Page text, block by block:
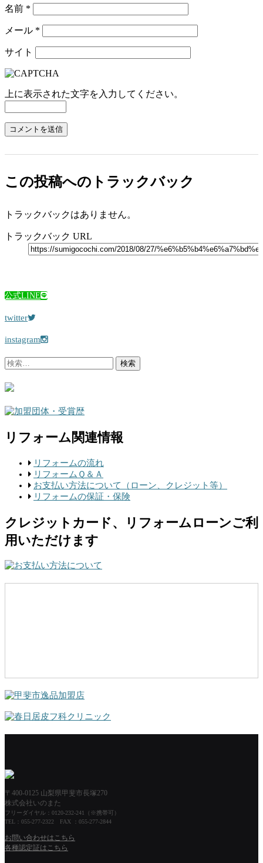
名前 *
メール *
サイト
上に表示された文字を入力してください。
この投稿へのトラックバック
トラックバックはありません。
トラックバック URL
公式LINE
twitter
instagram
検
リフォーム関連情報
リフォームの流れ
リフォームＱ＆Ａ
お支払い方法について（ローン、クレジット等）
リフォームの保証・保険
クレジットカード、リフォームローンご利
用いただけます
〒400-0125 山梨県甲斐市長塚270
株式会社いのまた
フリーダイヤル：0120-232-241（※携帯可）
TEL：055-277-2322 FAX ：055-277-2844
お問い合わせはこちら
各種認定証はこちら